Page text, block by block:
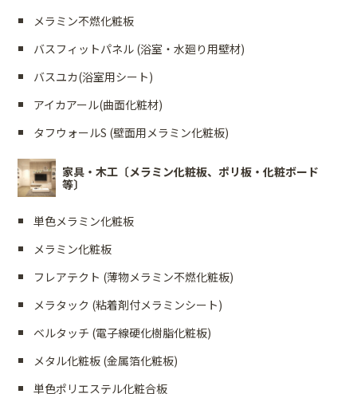
メラミン不燃化粧板
バスフィットパネル (浴室・水廻り用壁材)
バスユカ(浴室用シート)
アイカアール(曲面化粧材)
タフウォールS (壁面用メラミン化粧板)
家具・木工〔メラミン化粧板、ポリ板・化粧ボード
等〕
単色メラミン化粧板
メラミン化粧板
フレアテクト (薄物メラミン不燃化粧板)
メラタック (粘着剤付メラミンシート)
ベルタッチ (電子線硬化樹脂化粧板)
メタル化粧板 (金属箔化粧板)
単色ポリエステル化粧合板